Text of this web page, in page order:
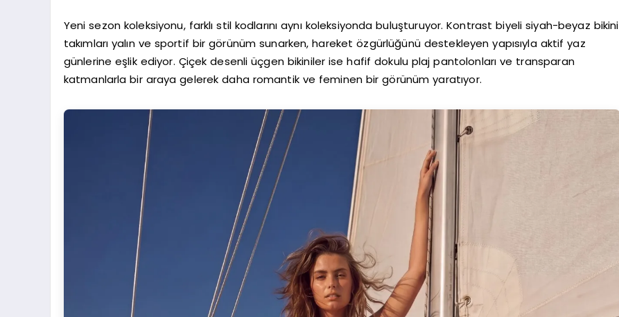
Yeni sezon koleksiyonu, farklı stil kodlarını aynı koleksiyonda buluşturuyor. Kontrast biyeli siyah-beyaz bikini
takımları yalın ve sportif bir görünüm sunarken, hareket özgürlüğünü destekleyen yapısıyla aktif yaz
günlerine eşlik ediyor. Çiçek desenli üçgen bikiniler ise hafif dokulu plaj pantolonları ve transparan
katmanlarla bir araya gelerek daha romantik ve feminen bir görünüm yaratıyor.